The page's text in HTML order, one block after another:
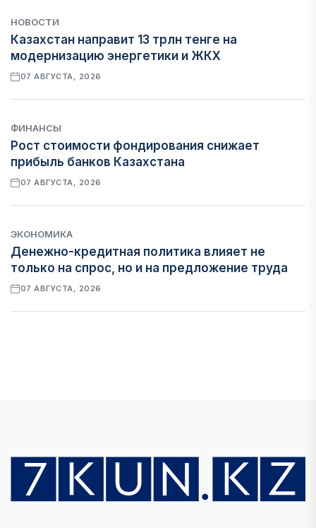
НОВОСТИ
Казахстан направит 13 трлн тенге на
модернизацию энергетики и ЖКХ
07 АВГУСТА, 2026
ФИНАНСЫ
Рост стоимости фондирования снижает
прибыль банков Казахстана
07 АВГУСТА, 2026
ЭКОНОМИКА
Денежно-кредитная политика влияет не
только на спрос, но и на предложение труда
07 АВГУСТА, 2026
Вводят ли банки в заблуждение, предлагая
ипотеки под низкие проценты?
06 АВГУСТА, 2026